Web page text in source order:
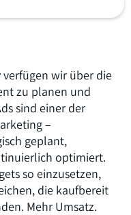
verfügen wir über die
zu planen und
sind einer der
–
geplant,
optimiert.
so einzusetzen,
die kaufbereit
Mehr Umsatz.